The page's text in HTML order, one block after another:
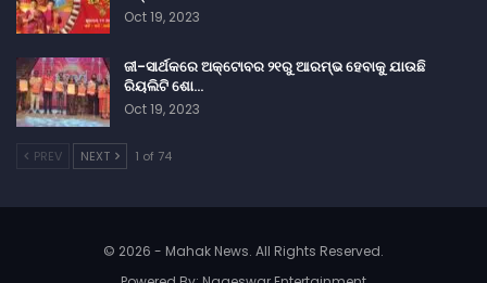
Oct 19, 2023
ଜୀ-ସାର୍ଥକରେ ଅକ୍ଟୋବର ୨୧ରୁ ଆରମ୍ଭ ହେବାକୁ ଯାଉଛି
ରିୟଲିଟି ଶୋ…
Oct 19, 2023
PREV NEXT 1 of 74
© 2026 - Mahak News. All Rights Reserved.